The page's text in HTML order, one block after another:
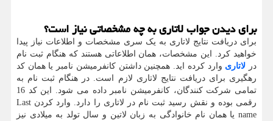
برای دیدن جواب لاتاری به چه مشخصاتی نیاز است؟
برای دریافت نتایج لاتاری به یک سری مشخصات و اطلاعات نیاز پیدا
خواهید کرد. این مشخصات، همان اطلاعاتی هستند که هنگام ثبت نام
در لاتاری وارد کرده اید. همچنین داشتن کانفرمیشن نامبر یا همان کد
رهگیری برای دریافت نتایج لاتاری لازم است. در هنگام ثبت نام به
تمامی شرکت کنندگان، کانفرمیشن نامبر داده می شود. این کد 16
رقمی بوده و نقش رسید ثبت نام در لاتاری را دارد. وارد کردن Last
name یا همان نام خانوادگی به زبان لاتین و سال تولد به میلادی نیز